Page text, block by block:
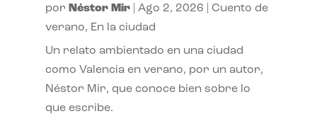
por Néstor Mir| Ago 2, 2026
Cuento de
verano, En la ciudad
Un relato ambientado en una ciudad
como Valencia en verano, por un autor,
Néstor Mir, que conoce bien sobre lo
que escribe.